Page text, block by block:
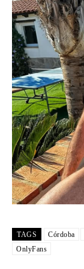
TAGS Córdoba
OnlyFans